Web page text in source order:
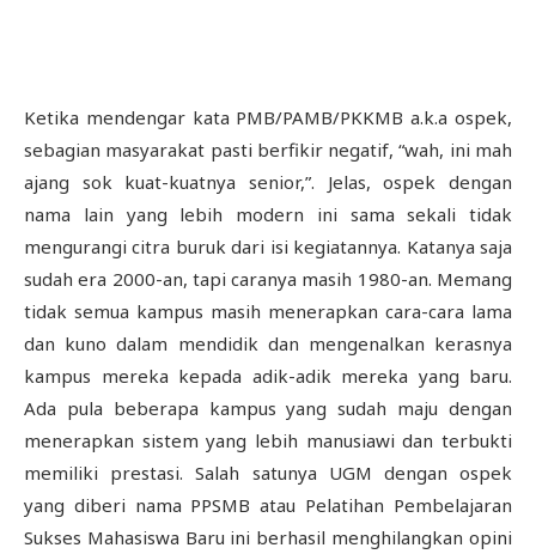
Ketika mendengar kata PMB/PAMB/PKKMB a.k.a ospek,
sebagian masyarakat pasti berfikir negatif, “wah, ini mah
ajang sok kuat-kuatnya senior,”. Jelas, ospek dengan
nama lain yang lebih modern ini sama sekali tidak
mengurangi citra buruk dari isi kegiatannya. Katanya saja
sudah era 2000-an, tapi caranya masih 1980-an. Memang
tidak semua kampus masih menerapkan cara-cara lama
dan kuno dalam mendidik dan mengenalkan kerasnya
kampus mereka kepada adik-adik mereka yang baru.
Ada pula beberapa kampus yang sudah maju dengan
menerapkan sistem yang lebih manusiawi dan terbukti
memiliki prestasi. Salah satunya UGM dengan ospek
yang diberi nama PPSMB atau Pelatihan Pembelajaran
Sukses Mahasiswa Baru ini berhasil menghilangkan opini